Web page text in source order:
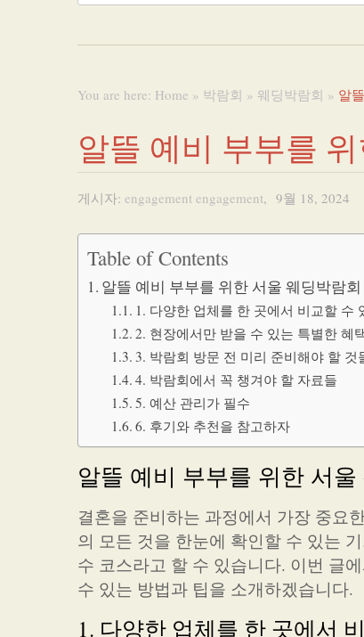
You are here: Home » 박람회 » 웨딩박람회 » 알
알뜰 예비 부부를
게시자: engagement engagement, 9월 18, 2024
Table of Contents
알뜰 예비 부부를 위한 서울 웨딩박람
1. 다양한 업체를 한 곳에서 비교할 수
2. 현장에서만 받을 수 있는 특별한 혜
3. 박람회 방문 전 미리 준비해야 할 것
4. 박람회에서 꼭 챙겨야 할 자료들
5. 예산 관리가 필수
6. 후기와 추천을 참고하자
알뜰 예비 부부를 위한 서
결혼을 준비하는 과정에서 가장 중요
의 모든 것을 한눈에 확인할 수 있는
수 코스라고 할 수 있습니다. 이번 글
수 있는 방법과 팁을 소개하겠습니다.
1. 다양한 업체를 한 곳에서